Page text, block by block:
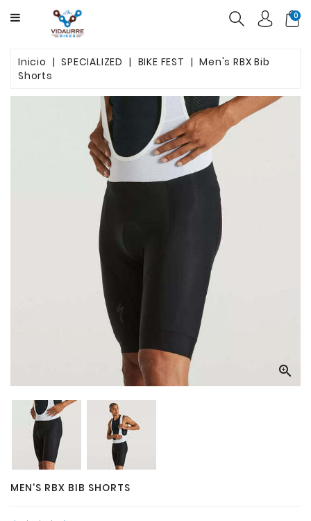
CATEGORY
PRODUCTOS
0
Inicio SPECIALIZED BIKE FEST
Men's RBX Bib
Shorts

MEN'S RBX BIB SHORTS